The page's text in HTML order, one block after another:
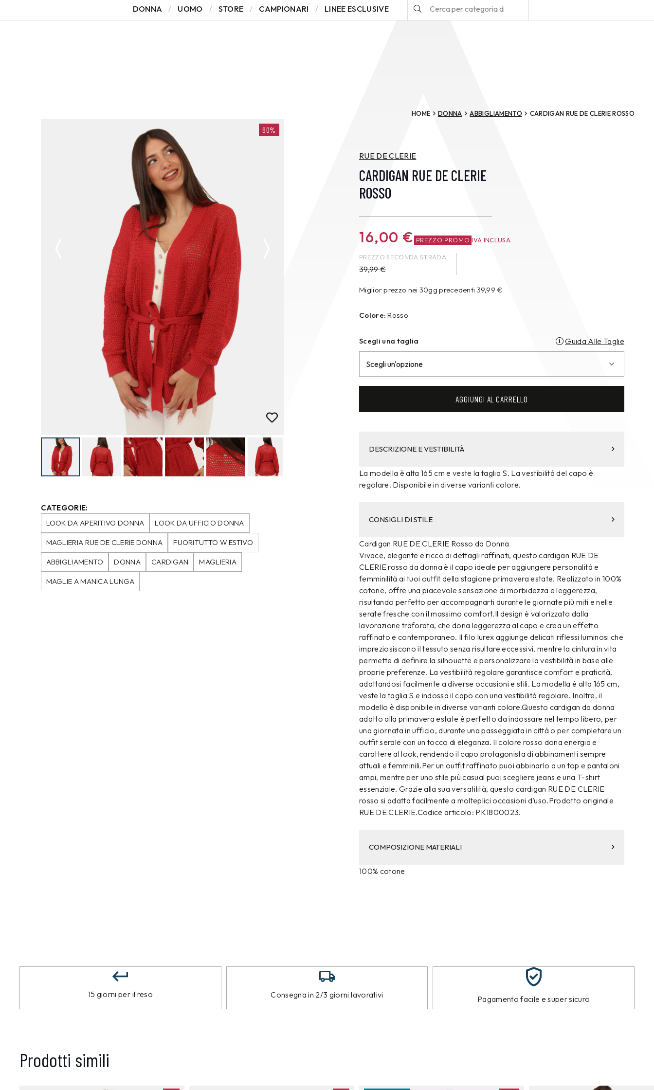
DONNA UOMO STORE CAMPIONARI LINEE ESCLUSIVE
HOME DONNA ABBIGLIAMENTO CARDIGAN RUE DE CLERIE ROSSO
60%
CATEGORIE:
LOOK DA APERITIVO DONNA
LOOK DA UFFICIO DONNA
MAGLIERIA RUE DE CLERIE DONNA FUORITUTTO W ESTIVO
ABBIGLIAMENTO DONNA CARDIGAN MAGLIERIA
MAGLIE A MANICA LUNGA
RUE DE CLERIE
CARDIGAN RUE DE CLERIE
ROSSO
16,00 € PREZZO PROMO IVA INCLUSA
PREZZO SECONDA STRADA
39,99€
Miglior prezzo nei 30gg precedenti 39,99€
Colore: Rosso
Scegli una taglia Guida Alle Taglie
AGGIUNGI AL CARRELLO
DESCRIZIONE E VESTIBILITÀ
La modella è alta 165 cm e veste la taglia S. La vestibilità del capo è
regolare. Disponibile in diverse varianti colore.
CONSIGLI DI STILE
Cardigan RUE DE CLERIE Rosso da Donna
Vivace, elegante e ricco di dettagli raffinati, questo cardigan RUE DE
CLERIE rosso da donna è il capo ideale per aggiungere personalità e
femminilità ai tuoi outfit della stagione primavera estate. Realizzato in 100%
cotone, offre una piacevole sensazione di morbidezza e leggerezza,
risultando perfetto per accompagnarti durante le giornate più miti e nelle
serate fresche con il massimo comfort.Il design è valorizzato dalla
lavorazione traforata, che dona leggerezza al capo e crea un effetto
raffinato e contemporaneo. Il filo lurex aggiunge delicati riflessi luminosi che
impreziosiscono il tessuto senza risultare eccessivi, mentre la cintura in vita
permette di definire la silhouette e personalizzare la vestibilità in base alle
proprie preferenze. La vestibilità regolare garantisce comfort e praticità,
adattandosi facilmente a diverse occasioni e stili. La modella è alta 165 cm,
veste la taglia S e indossa il capo con una vestibilità regolare. Inoltre, il
modello è disponibile in diverse varianti colore.Questo cardigan da donna
adatto alla primavera estate è perfetto da indossare nel tempo libero, per
una giornata in ufficio, durante una passeggiata in città o per completare un
outfit serale con un tocco di eleganza. Il colore rosso dona energia e
carattere al look, rendendo il capo protagonista di abbinamenti sempre
attuali e femminili.Per un outfit raffinato puoi abbinarlo a un top e pantaloni
ampi, mentre per uno stile più casual puoi scegliere jeans e una T-shirt
essenziale. Grazie alla sua versatilità, questo cardigan RUE DE CLERIE
rosso si adatta facilmente a molteplici occasioni d’uso.Prodotto originale
RUE DE CLERIE.Codice articolo: PK1800023.
COMPOSIZIONE MATERIALI
100% cotone
15 giorni per il reso Consegna in 2/3 giorni lavorativi Pagamento facile e super sicuro
Prodotti simili